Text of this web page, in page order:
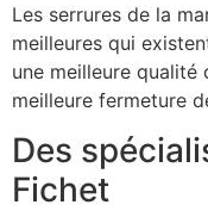
Les serrures de la
meilleures qui
une meilleure qualité
meilleure fermeture
Des
Fichet